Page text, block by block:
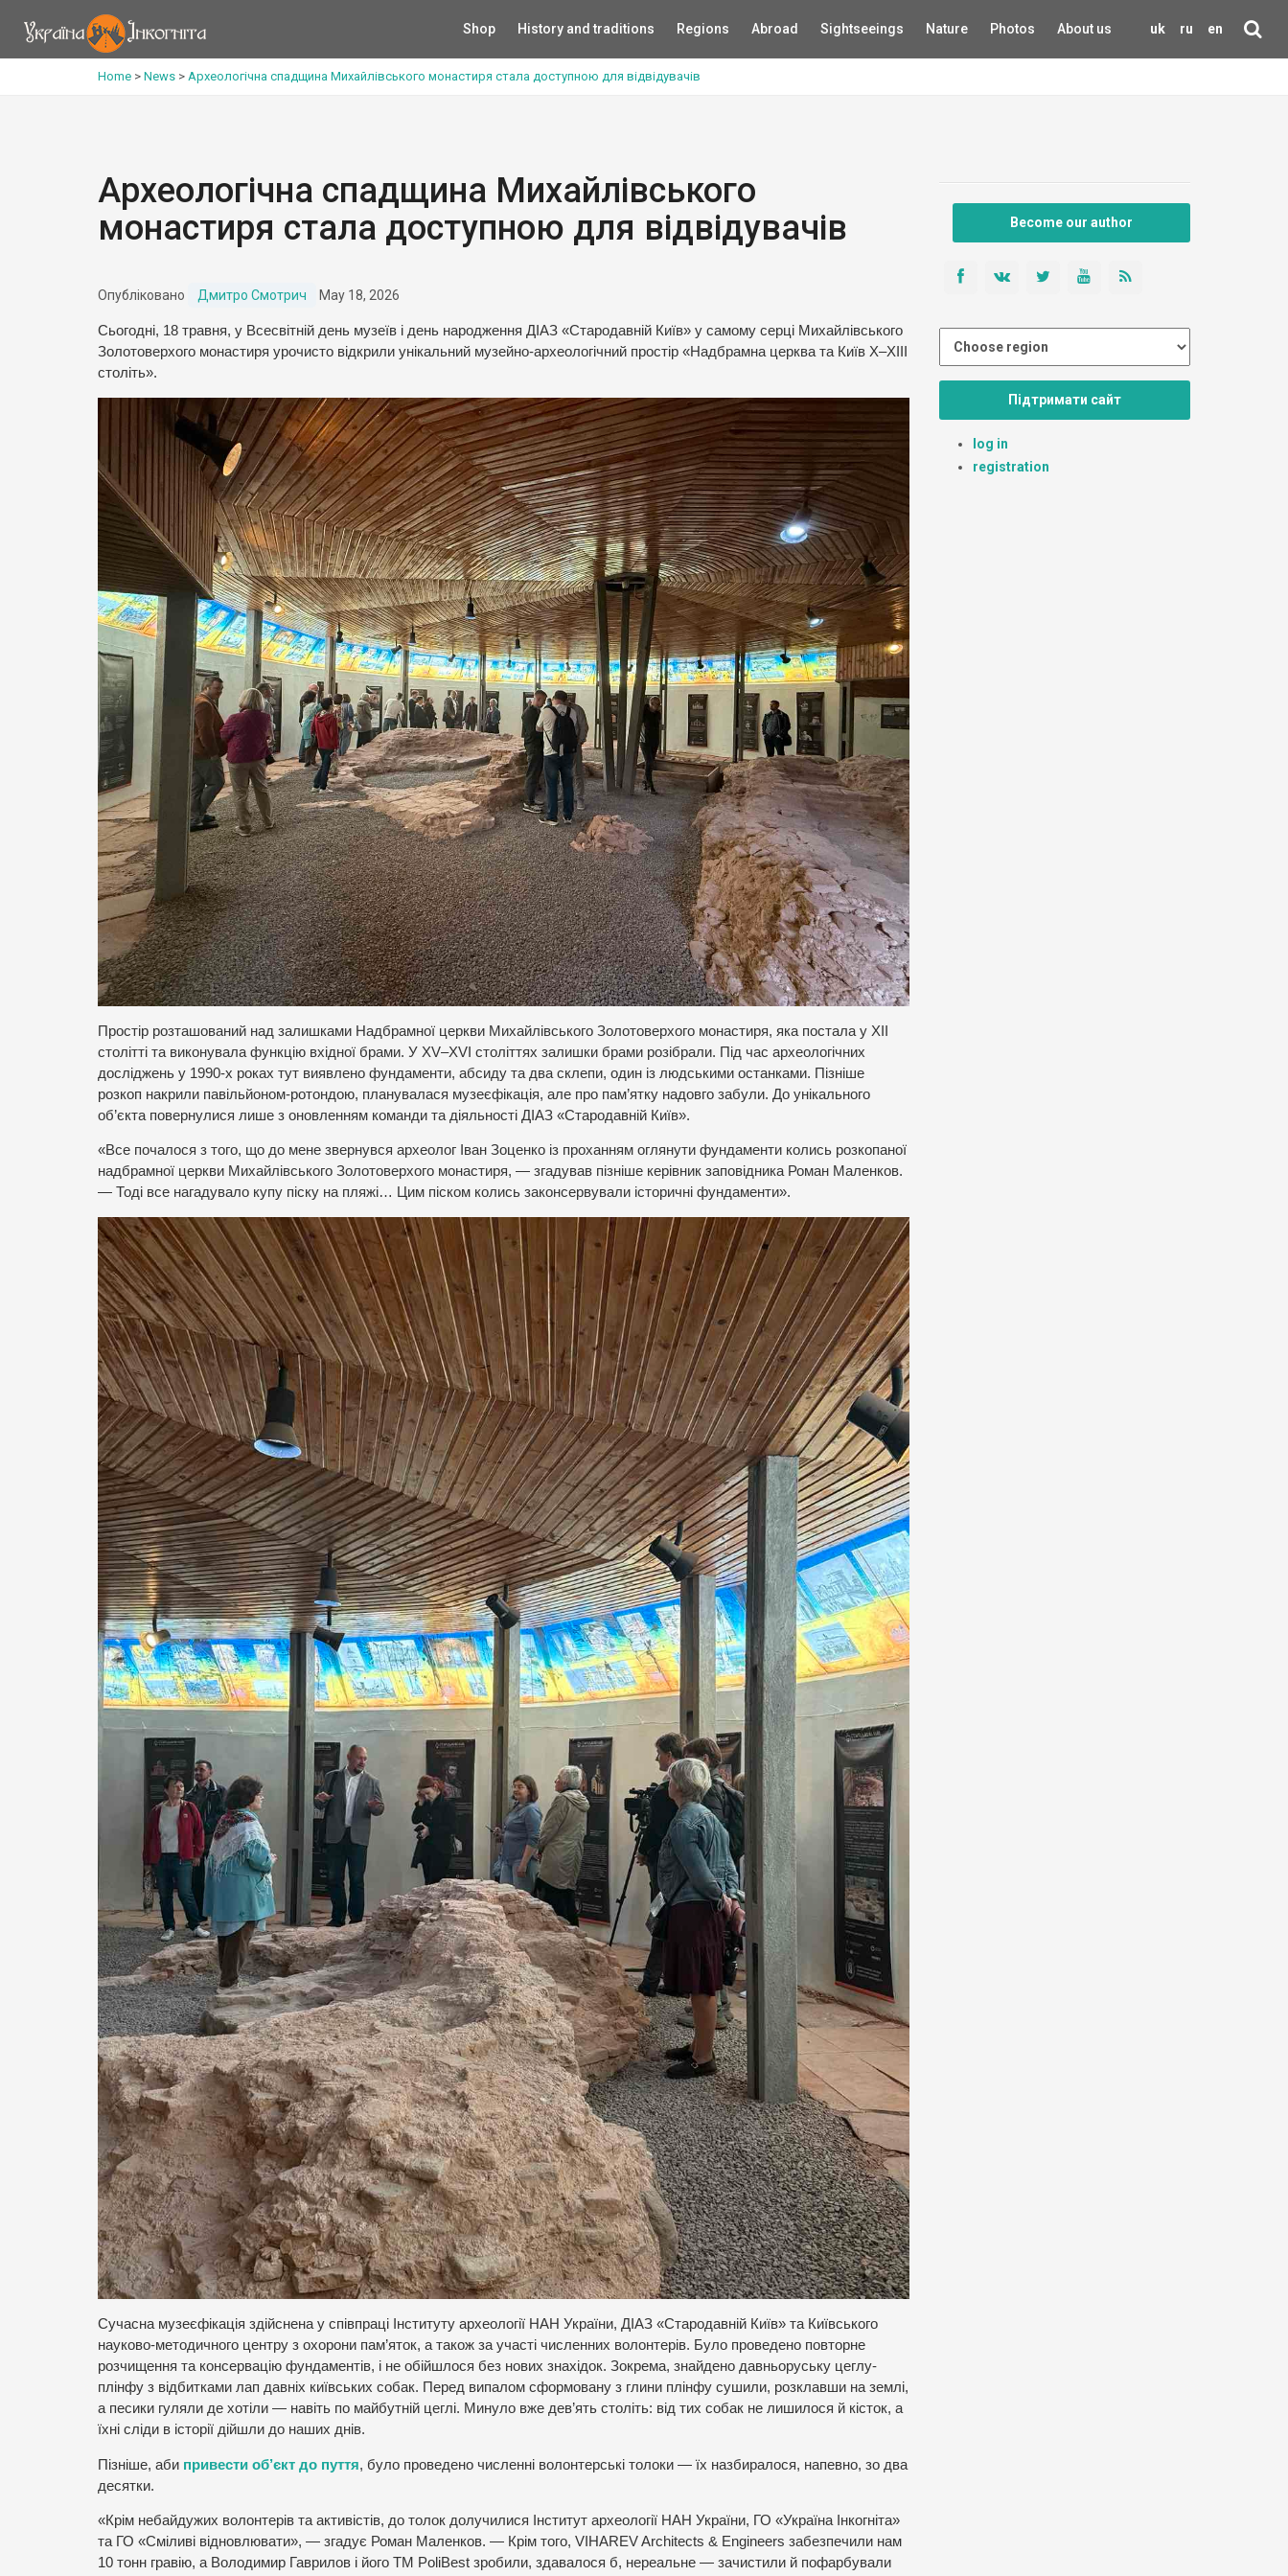
uk ru en
Shop History and traditions Regions Abroad Sightseeings Nature Photos About us
Home > News > Археологічна спадщина Михайлівського монастиря стала доступною для відвідувачів
Археологічна спадщина Михайлівського
монастиря стала доступною для відвідувачів
Опубліковано Дмитро Смотрич May 18, 2026
Сьогодні, 18 травня, у Всесвітній день музеїв і день народження ДІАЗ «Стародавній Київ» у самому серці Михайлівського
Золотоверхого монастиря урочисто відкрили унікальний музейно-археологічний простір «Надбрамна церква та Київ X–XIII
століть».
Простір розташований над залишками Надбрамної церкви Михайлівського Золотоверхого монастиря, яка постала у XII
столітті та виконувала функцію вхідної брами. У XV–XVI століттях залишки брами розібрали. Під час археологічних
досліджень у 1990-х роках тут виявлено фундаменти, абсиду та два склепи, один із людськими останками. Пізніше
розкоп накрили павільйоном-ротондою, планувалася музеєфікація, але про пам’ятку надовго забули. До унікального
об’єкта повернулися лише з оновленням команди та діяльності ДІАЗ «Стародавній Київ».
«Все почалося з того, що до мене звернувся археолог Іван Зоценко із проханням оглянути фундаменти колись розкопаної
надбрамної церкви Михайлівського Золотоверхого монастиря, — згадував пізніше керівник заповідника Роман Маленков.
— Тоді все нагадувало купу піску на пляжі… Цим піском колись законсервували історичні фундаменти».
Сучасна музеєфікація здійснена у співпраці Інституту археології НАН України, ДІАЗ «Стародавній Київ» та Київського
науково-методичного центру з охорони пам’яток, а також за участі численних волонтерів. Було проведено повторне
розчищення та консервацію фундаментів, і не обійшлося без нових знахідок. Зокрема, знайдено давньоруську цеглу-
плінфу з відбитками лап давніх київських собак. Перед випалом сформовану з глини плінфу сушили, розклавши на землі,
а песики гуляли де хотіли — навіть по майбутній цеглі. Минуло вже дев’ять століть: від тих собак не лишилося й кісток, а
їхні сліди в історії дійшли до наших днів.
Пізніше, аби привести об’єкт до пуття, було проведено численні волонтерські толоки — їх назбиралося, напевно, зо два
десятки.
«Крім небайдужих волонтерів та активістів, до толок долучилися Інститут археології НАН України, ГО «Україна Інкогніта»
та ГО «Сміливі відновлювати», — згадує Роман Маленков. — Крім того, VIHAREV Architects & Engineers забезпечили нам
10 тонн гравію, а Володимир Гаврилов і його ТМ PoliBest зробили, здавалося б, нереальне — зачистили й пофарбували
Become our author
Підтримати сайт
log in
registration